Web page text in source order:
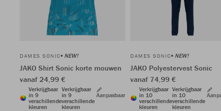
DAMES SONIC NEW!
JAKO Shirt Sonic korte mouwen
vanaf 24,99 €
Verkrijgbaar
in 9
verschillende
kleuren
Verkrijgbaar
in 9
verschillende
kleuren
Aanpasbaar
DAMES SONIC NEW!
JAKO Polyestervest Sonic
vanaf 74,99 €
Verkrijgbaar
in 10
verschillende
kleuren
Verkrijgbaar
in 10
verschillende
kleuren